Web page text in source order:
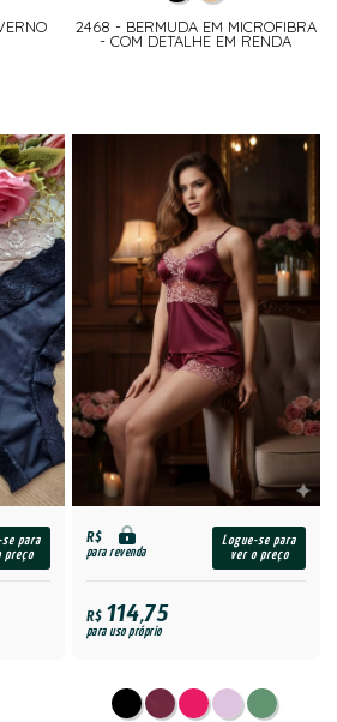
2468 - BERMUDA EM MICROFIBRA
- COM DETALHE EM RENDA
se para
preço
R$
para revenda
Logue-se para
ver o preço
R$114,75
para uso próprio